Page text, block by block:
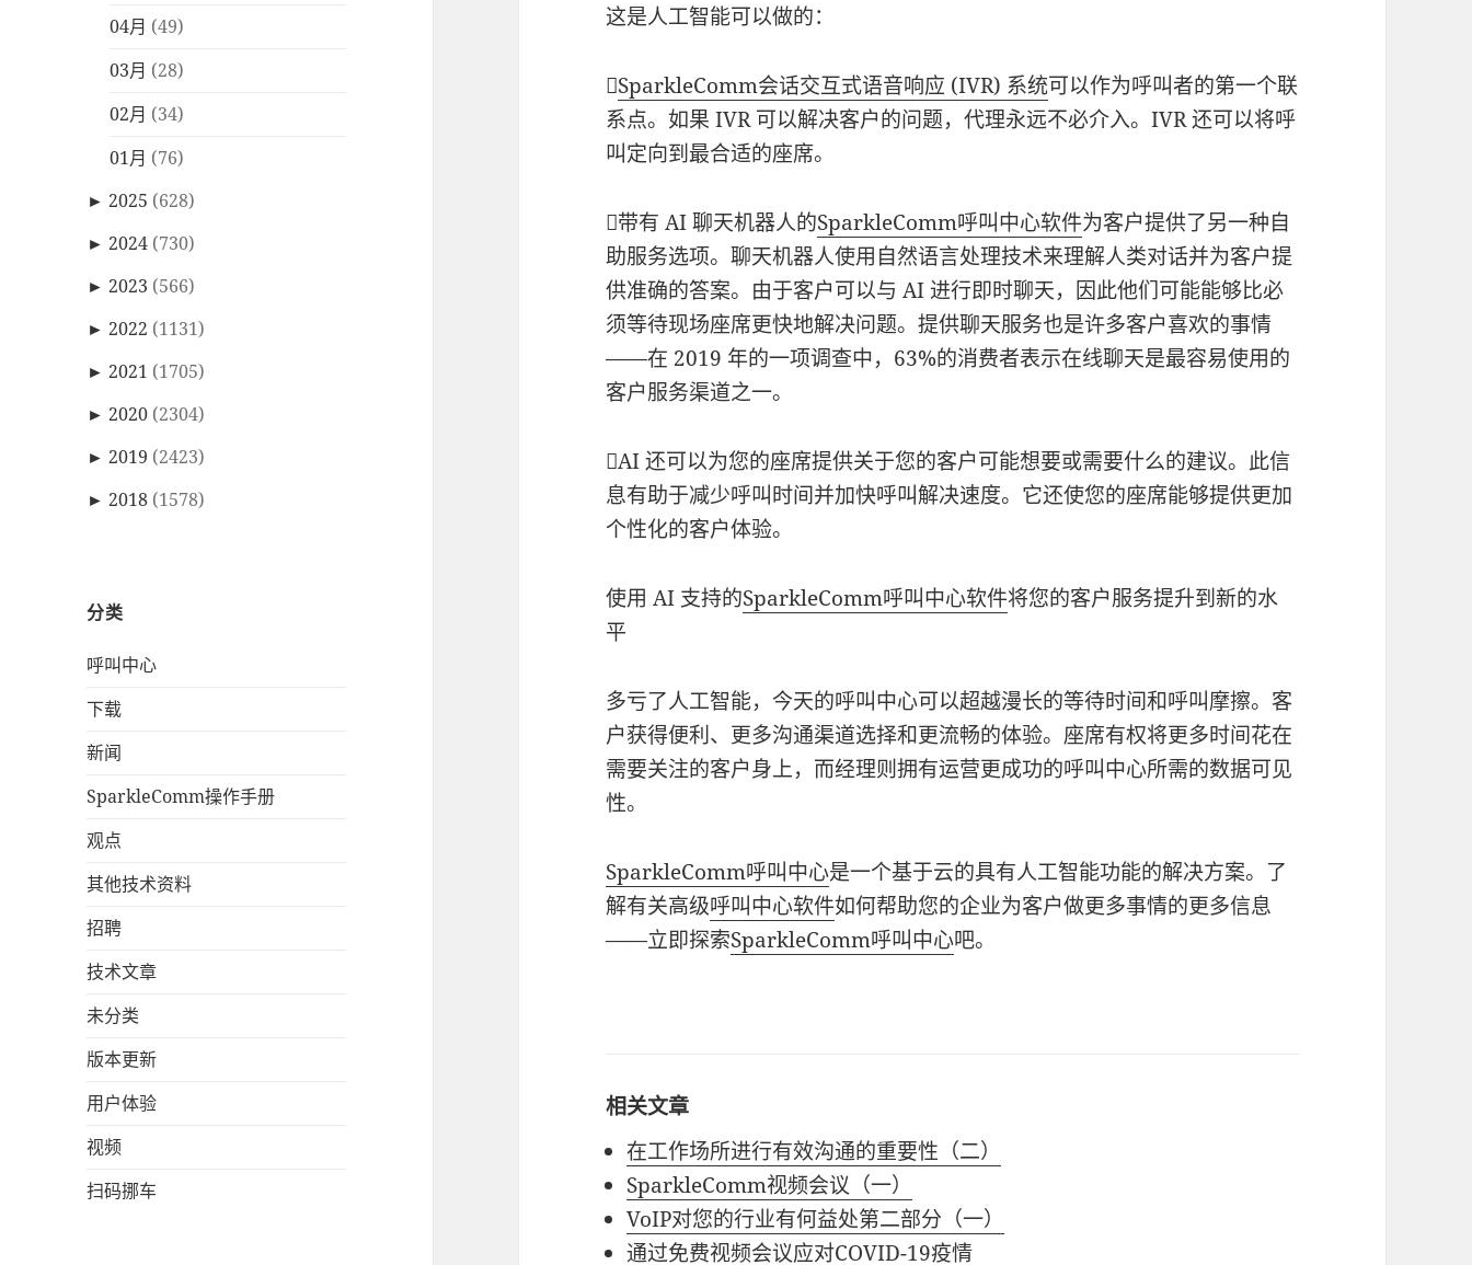
04月 (49)
03月 (28)
02月 (34)
01月 (76)
► 2025 (628)
► 2024 (730)
► 2023 (566)
► 2022 (1131)
► 2021 (1705)
► 2020 (2304)
► 2019 (2423)
► 2018 (1578)
分类
呼叫中心
下载
新闻
SparkleComm操作手册
观点
其他技术资料
招聘
技术文章
未分类
版本更新
用户体验
视频
扫码挪车
这是人工智能可以做的：
SparkleComm会话交互式语音响应 (IVR) 系统可以作为呼叫者的第一个联
系点。如果 IVR 可以解决客户的问题，代理永远不必介入。IVR 还可以将呼
叫定向到最合适的座席。
带有 AI 聊天机器人的SparkleComm呼叫中心软件为客户提供了另一种自
助服务选项。聊天机器人使用自然语言处理技术来理解人类对话并为客户提
供准确的答案。由于客户可以与 AI 进行即时聊天，因此他们可能能够比必
须等待现场座席更快地解决问题。提供聊天服务也是许多客户喜欢的事情
——在 2019 年的一项调查中，63%的消费者表示在线聊天是最容易使用的
客户服务渠道之一。
AI 还可以为您的座席提供关于您的客户可能想要或需要什么的建议。此信
息有助于减少呼叫时间并加快呼叫解决速度。它还使您的座席能够提供更加
个性化的客户体验。
使用 AI 支持的SparkleComm呼叫中心软件将您的客户服务提升到新的水
平
多亏了人工智能，今天的呼叫中心可以超越漫长的等待时间和呼叫摩擦。客
户获得便利、更多沟通渠道选择和更流畅的体验。座席有权将更多时间花在
需要关注的客户身上，而经理则拥有运营更成功的呼叫中心所需的数据可见
性。
SparkleComm呼叫中心是一个基于云的具有人工智能功能的解决方案。了
解有关高级呼叫中心软件如何帮助您的企业为客户做更多事情的更多信息
——立即探索SparkleComm呼叫中心吧。
相关文章
在工作场所进行有效沟通的重要性（二）
SparkleComm视频会议（一）
VoIP对您的行业有何益处第二部分（一）
通过免费视频会议应对COVID-19疫情